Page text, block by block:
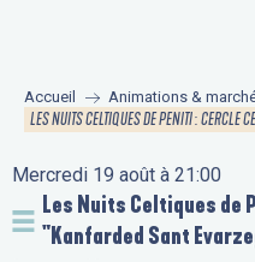
principal
Accueil Animations &
LES NUITS CELTIQUES DE PENITI : CERCLE
Mercredi 19 août à 21:00
Les Nuits Celtiques de
"Kanfarded Sant